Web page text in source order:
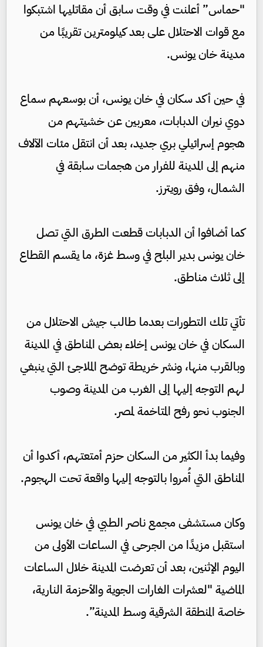
"حماس” أعلنت في وقت سابق أن مقاتليها اشتبكوا
مع قوات الاحتلال على بعد كيلومترين تقريبًا من
مدينة خان يونس.
في حين أكد سكان في خان يونس، أن بوسعهم سماع
دوي نيران الدبابات، معربين عن خشيتهم من
هجوم إسرائيلي بري جديد، بعد أن انتقل مئات الآلاف
منهم إلى المدينة للفرار من هجمات سابقة في
الشمال، وفق رويترز.
كما أضافوا أن الدبابات قطعت الطرق التي تصل
خان يونس بدير البلح في وسط غزة، ما يقسم القطاع
إلى ثلاث مناطق.
تأتي تلك التطورات بعدما طالب جيش الاحتلال من
السكان في خان يونس إخلاء بعض المناطق في المدينة
وبالقرب منها، ونشر خريطة توضح الملاجئ التي ينبغي
لهم التوجه إليها إلى الغرب من المدينة وصوب
الجنوب نحو رفح المتاخمة لمصر.
وفيما بدأ الكثير من السكان حزم أمتعتهم، أكدوا أن
المناطق التي أُمروا بالتوجه إليها واقعة تحت الهجوم.
وكان مستشفى مجمع ناصر الطبي في خان يونس
استقبل مزيدًا من الجرحى في الساعات الأولى من
اليوم الإثنين، بعد أن تعرضت المدينة خلال الساعات
الماضية "لعشرات الغارات الجوية والأحزمة النارية،
خاصة المنطقة الشرقية وسط المدينة”.